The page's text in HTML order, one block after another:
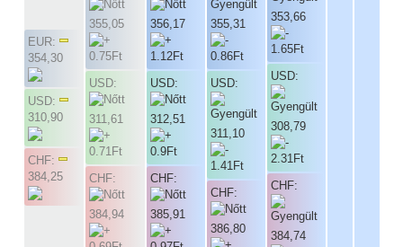
EUR:
354,30
USD:
310,90
CHF:
384,25
355,05
USD:
311,61
CHF:
384,94
356,17
USD:
312,51
CHF:
385,91
355,31
USD:
311,10
CHF:
386,80
353,66
USD:
308,79
CHF:
384,74